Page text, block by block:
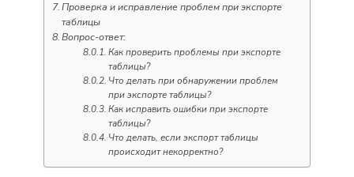
Проверка и исправление проблем при экспорте
таблицы
Вопрос-ответ:
Как проверить проблемы при экспорте
таблицы?
Что делать при обнаружении проблем
при экспорте таблицы?
Как исправить ошибки при экспорте
таблицы?
Что делать, если экспорт таблицы
происходит некорректно?